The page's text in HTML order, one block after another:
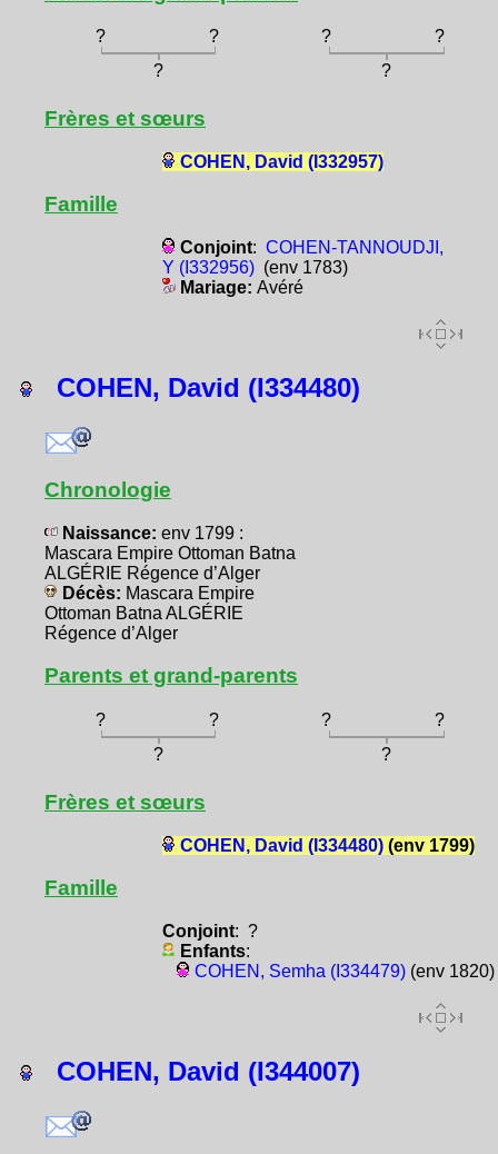
? ? ?
?
?
?
Frères et sœurs
COHEN, David (I332957)
Famille
Conjoint: COHEN-TANNOUDJI,
Y (I332956)(env 1783)
Mariage: Avéré
COHEN, David (I334480)
Chronologie
Naissance: env 1799 :
Mascara Empire Ottoman Batna
ALGÉRIE Régence d’Alger
Décès: Mascara Empire
Ottoman Batna ALGÉRIE
Régence d’Alger
Parents et grand-parents
? ? ?
?
?
?
Frères et sœurs
COHEN, David (I334480)(env 1799)
Famille
Conjoint: ?
Enfants:
COHEN, Semha (I334479)(env 1820)
COHEN, David (I344007)